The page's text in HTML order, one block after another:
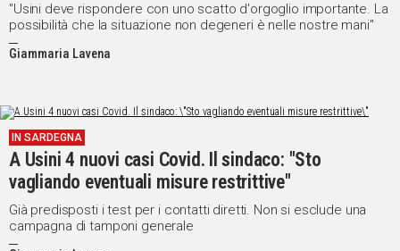
"Usini deve rispondere con uno scatto d'orgoglio importante. La
possibilità che la situazione non degeneri è nelle nostre mani"
Giammaria Lavena
IN SARDEGNA
A Usini 4 nuovi casi Covid. Il sindaco: "Sto
vagliando eventuali misure restrittive"
Già predisposti i test per i contatti diretti. Non si esclude una
campagna di tamponi generale